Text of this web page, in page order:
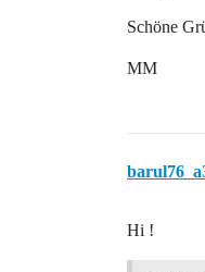
Schöne
MM
Hi !